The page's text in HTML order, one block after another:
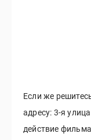
Если же
адресу: 3-я
действие